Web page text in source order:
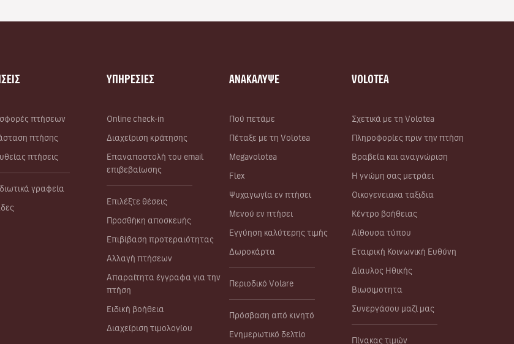
πτήσεων
πτήσης
πτήσεις
γραφεία
ΥΠΗΡΕΣΙΕΣ
Online check-in
Διαχείριση κράτησης
Επαναποστολή του email
επιβεβαίωσης
Επιλέξτε θέσεις
Προσθήκη αποσκευής
Επιβίβαση προτεραιότητας
Αλλαγή πτήσεων
Απαραίτητα έγγραφα για την
πτήση
Ειδική βοήθεια
Διαχείριση τιμολογίου
ΑΝΑΚΑΛΥΨΕ
Πού πετάμε
Πέταξε με τη Volotea
Megavolotea
Flex
Ψυχαγωγία εν πτήσει
Μενού εν πτήσει
Εγγύηση καλύτερης τιμής
Δωροκάρτα
Περιοδικό Volare
Πρόσβαση από κινητό
Ενημερωτικό δελτίο
VOLOTEA
Σχετικά με τη Volotea
Πληροφορίες πριν την πτήση
Βραβεία και αναγνώριση
Η γνώμη σας μετράει
Οικογενειακα ταξιδια
Κέντρο βοήθειας
Αίθουσα τύπου
Εταιρική Κοινωνική Ευθύνη
Δίαυλος Ηθικής
Βιωσιμοτητα
Συνεργάσου μαζί μας
Πίνακας τιμών